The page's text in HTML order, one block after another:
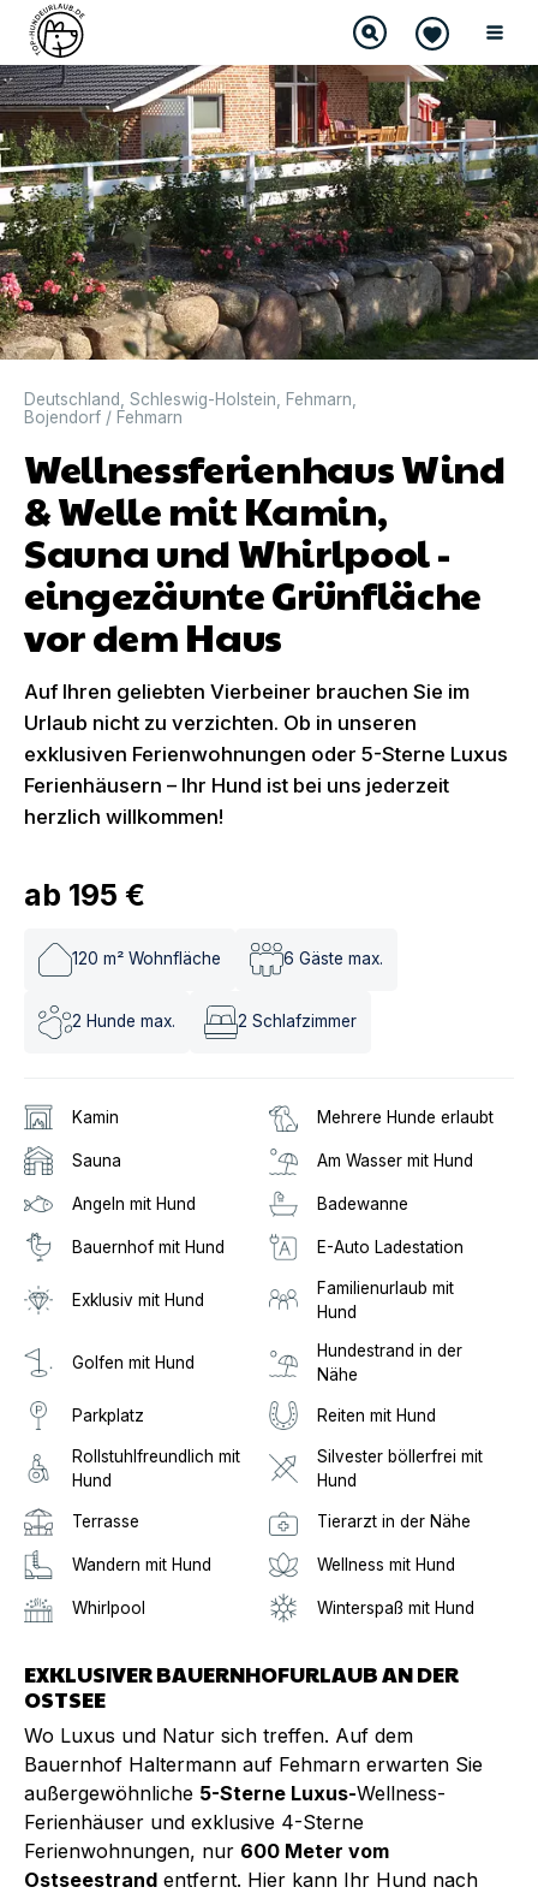
Deutschland Schleswig-Holstein Fehmarn
Bojendorf / Fehmarn
Wellnessferienhaus Wind
& Welle mit Kamin,
Sauna und Whirlpool -
eingezäunte Grünfläche
vor dem Haus
Auf Ihren geliebten Vierbeiner brauchen Sie im
Urlaub nicht zu verzichten. Ob in unseren
exklusiven Ferienwohnungen oder 5-Sterne Luxus
Ferienhäusern – Ihr Hund ist bei uns jederzeit
herzlich willkommen!
ab 195 €
120 m² Wohnfläche 6 Gäste max.
2 Hunde max. 2 Schlafzimmer
Kamin Mehrere Hunde erlaubt
Sauna Am Wasser mit Hund
Angeln mit Hund Badewanne
Bauernhof mit Hund E-Auto Ladestation
Exklusiv mit Hund
Familienurlaub mit
Hund
Golfen mit Hund
Hundestrand in der
Nähe
Parkplatz Reiten mit Hund
Rollstuhlfreundlich mit
Hund
Silvester böllerfrei mit
Hund
Terrasse Tierarzt in der Nähe
Wandern mit Hund Wellness mit Hund
Whirlpool Winterspaß mit Hund
EXKLUSIVER BAUERNHOFURLAUB AN DER
OSTSEE
Wo Luxus und Natur sich treffen. Auf dem
Bauernhof Haltermann auf Fehmarn erwarten Sie
außergewöhnliche 5-Sterne Luxus-Wellness-
Ferienhäuser und exklusive 4-Sterne
Ferienwohnungen, nur 600 Meter vom
Ostseestrand entfernt. Hier kann Ihr Hund nach